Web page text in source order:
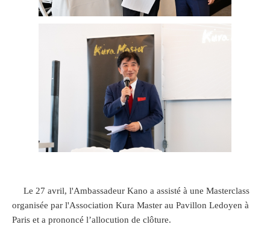
Le 27 avril, l'Ambassadeur Kano a assisté à une Masterclass
organisée par l'Association Kura Master au Pavillon Ledoyen à
Paris et a prononcé l’allocution de clôture.